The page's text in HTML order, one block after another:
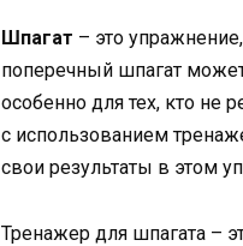
Шпагат – это
поперечный шпагат
особенно для тех, кто не
с использованием
свои результаты в этом
Тренажер для шпагата –